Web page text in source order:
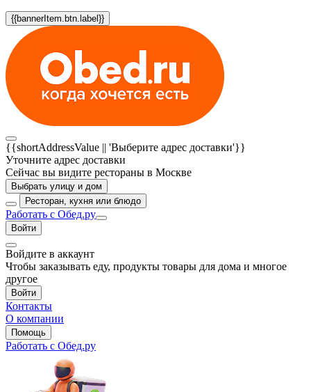
{{bannerItem.btn.label}}
{{shortAddressValue || 'Выберите адрес доставки'}}
Уточните адрес доставки
Сейчас вы видите рестораны в Москве
Выбрать улицу и дом
Ресторан, кухня или блюдо
Работать с Обед.ру
Войти
Войдите в аккаунт
Чтобы заказывать еду, продукты товары для дома и многое
другое
Войти
Контакты
О компании
Помощь
Работать с Обед.ру